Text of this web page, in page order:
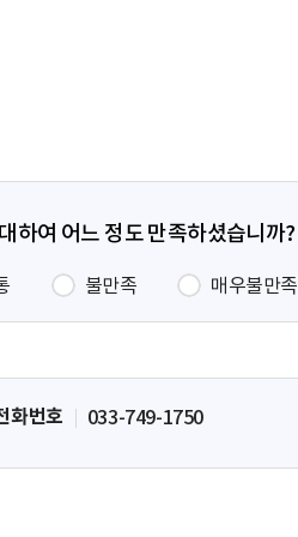
하여 어느 정도 만족하셨습니까?
불만족 매우불만족
화번호 033-749-1750